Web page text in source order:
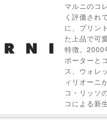
マルニのコ
く評価され
に、プリン
た上品で可
特徴。2000
ポーターと
ス、ウォレ
ィリオーニ
コ・リッソ
コによる新